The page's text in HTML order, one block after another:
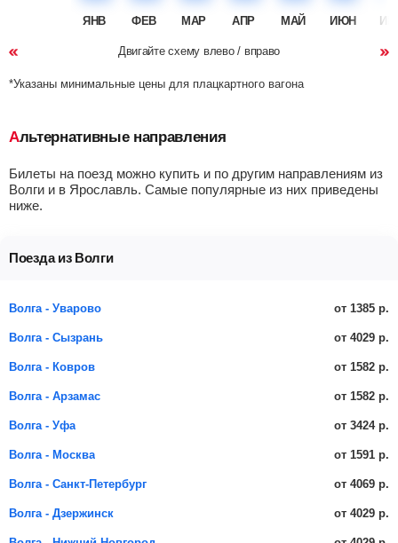
ЯНВ ФЕВ МАР АПР МАЙ ИЮН
Двигайте схему влево / вправо
*Указаны минимальные цены для плацкартного вагона
Альтернативные направления
Билеты на поезд можно купить и по другим направлениям из
Волги и в Ярославль. Самые популярные из них приведены
ниже.
Поезда из Волги
Волга - Уварово от 1385 р.
Волга - Сызрань от 4029 р.
Волга - Ковров от 1582 р.
Волга - Арзамас от 1582 р.
Волга - Уфа от 3424 р.
Волга - Москва от 1591 р.
Волга - Санкт-Петербург от 4069 р.
Волга - Дзержинск от 4029 р.